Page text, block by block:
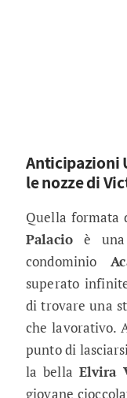
Anticipazioni
le nozze di
Quella formata
Palacioè una
condominio
superato
di trovare una
che lavorativo.
punto di
la bella Elvira
giovane